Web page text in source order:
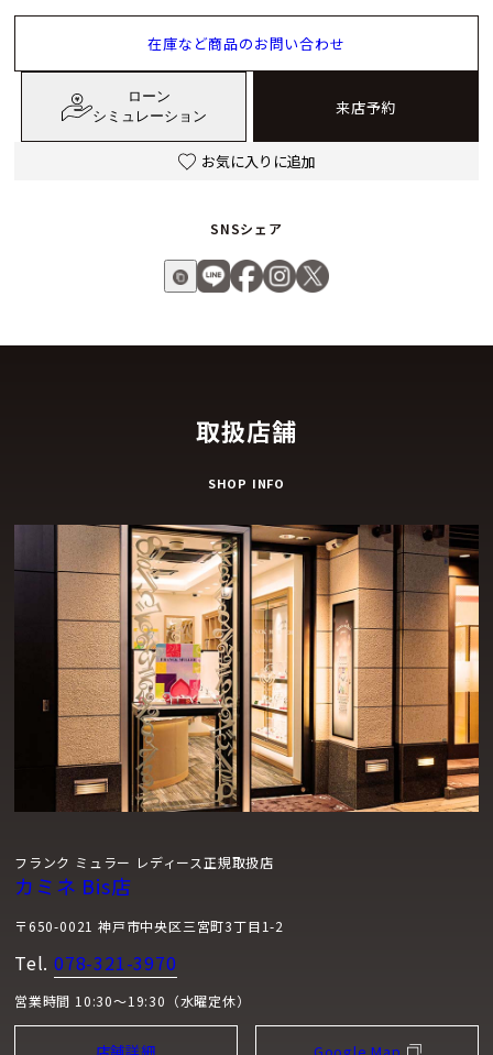
在庫など商品のお問い合わせ
ローン
シミュレーション
来店予約
お気に入りに追加
SNSシェア
取扱店舗
SHOP INFO
フランク ミュラー レディース正規取扱店
カミネ Bis店
〒650-0021 神戸市中央区三宮町3丁目1-2
Tel. 078-321-3970
営業時間 10:30～19:30（水曜定休）